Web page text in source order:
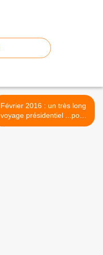
Février 2016 : un très long
voyage présidentiel ...pour
François HOLLANDE >